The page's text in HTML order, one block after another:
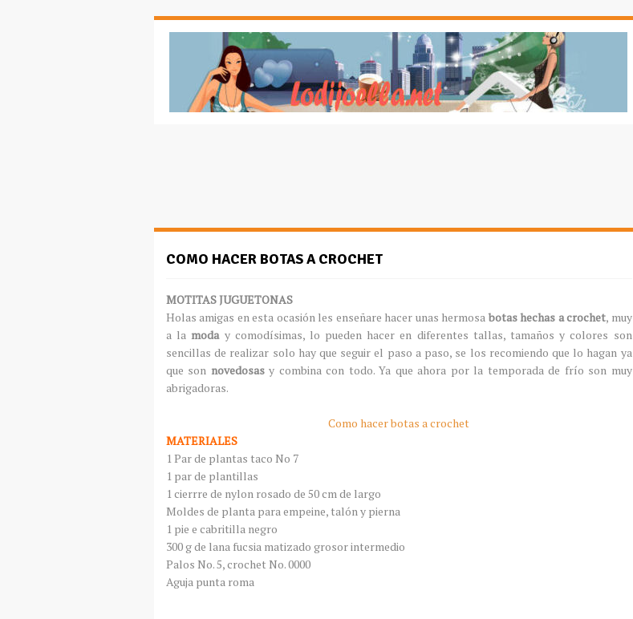
COMO HACER BOTAS A CROCHET
MOTITASJUGUETONAS
Holas amigas en esta ocasiónles enseñare hacer unas hermosabotas hechas acrochet, muy
a la moda y comodísimas, lo pueden hacer en diferentes tallas, tamaños y colores son
sencillas de realizar solo hay que seguir el paso a paso, se los recomiendo que lo hagan ya
que son novedosasy combina con todo. Ya que ahora por la temporada de frío son muy
abrigadoras.
Como hacer botas a crochet
MATERIALES
1 Par de plantas taco No 7
1 par de plantillas
1cierrre de nylon rosado de 50 cm de largo
Moldes de planta para empeine, talóny pierna
1 pie e cabritilla negro
300 g de lana fucsia matizado grosor intermedio
Palos No. 5,crochet No. 0000
Aguja punta roma